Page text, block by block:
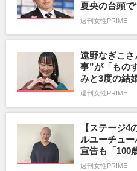
夏央の台頭
週刊女性PRIME
遠野なぎこ
事”が「もの
みと3度の結
週刊女性PRIME
【ステージ4
ルユーチュ
宣告も「100
週刊女性PRIME